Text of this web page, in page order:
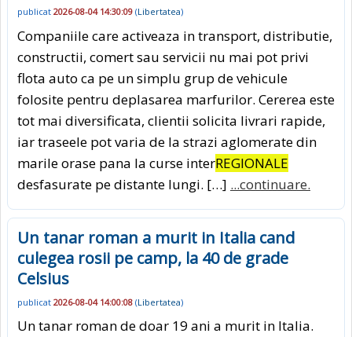
publicat 2026-08-04 14:30:09 (Libertatea)
Companiile care activeaza in transport, distributie,
constructii, comert sau servicii nu mai pot privi
flota auto ca pe un simplu grup de vehicule
folosite pentru deplasarea marfurilor. Cererea este
tot mai diversificata, clientii solicita livrari rapide,
iar traseele pot varia de la strazi aglomerate din
marile orase pana la curse interREGIONALE
desfasurate pe distante lungi. […] ...continuare.
Un tanar roman a murit in Italia cand
culegea rosii pe camp, la 40 de grade
Celsius
publicat 2026-08-04 14:00:08 (Libertatea)
Un tanar roman de doar 19 ani a murit in Italia.